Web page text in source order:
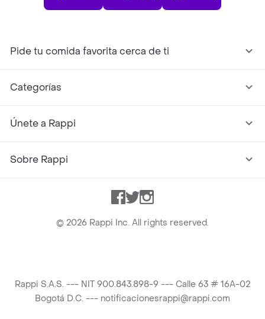
Pide tu comida favorita cerca de ti
Categorías
Únete a Rappi
Sobre Rappi
Facebook
TwitterInstagram
© 2026 Rappi Inc. All rights reserved.
Rappi S.A.S. --- NIT 900.843.898-9 --- Calle 63 # 16A-02
Bogotá D.C. --- notificacionesrappi@rappi.com